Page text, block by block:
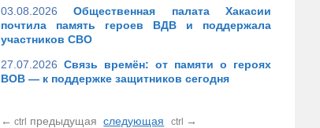
03.08.2026
Общественная палата Хакасии
почтила память героев ВДВ и поддержала
участников СВО
27.07.2026 Связь времён: от памяти о героях
ВОВ — к поддержке защитников сегодня
← ctrl предыдущая следующая ctrl →